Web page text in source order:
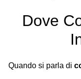
Dove
Quando si parla di